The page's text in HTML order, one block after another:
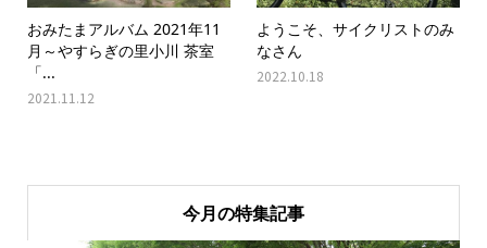
おみたまアルバム 2021年11
月～やすらぎの里小川 茶室
「...
2021.11.12
ようこそ、サイクリストのみ
なさん
2022.10.18
今月の特集記事